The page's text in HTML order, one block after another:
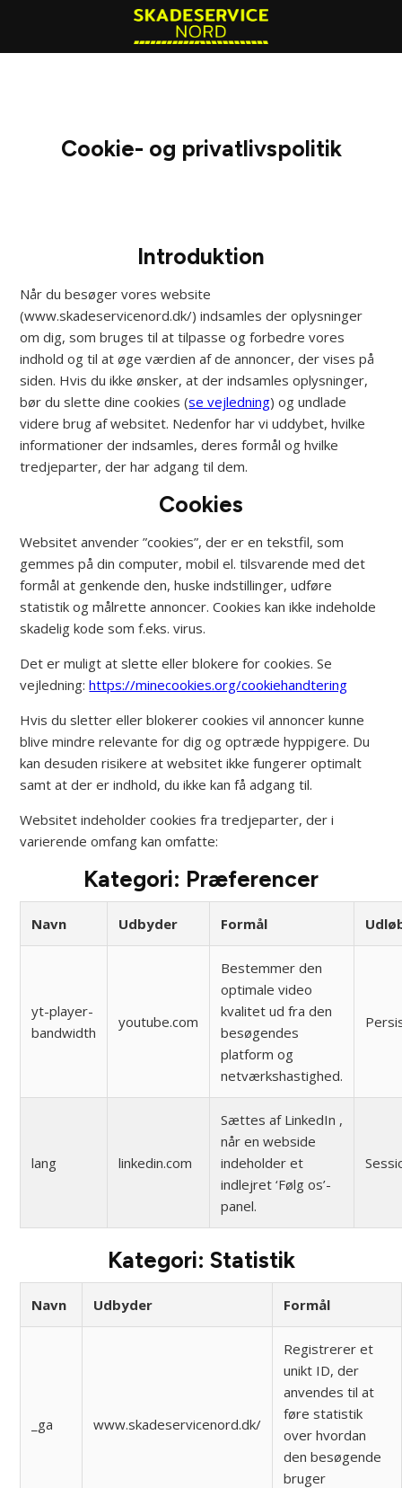
Spring til hovedindhold
Cookie- og privatlivspolitik
Introduktion
Når du besøger vores website
(www.skadeservicenord.dk/) indsamles der oplysninger
om dig, som bruges til at tilpasse og forbedre vores
indhold og til at øge værdien af de annoncer, der vises på
siden. Hvis du ikke ønsker, at der indsamles oplysninger,
bør du slette dine cookies (se vejledning) og undlade
videre brug af websitet. Nedenfor har vi uddybet, hvilke
informationer der indsamles, deres formål og hvilke
tredjeparter, der har adgang til dem.
Cookies
Websitet anvender ”cookies”, der er en tekstfil, som
gemmes på din computer, mobil el. tilsvarende med det
formål at genkende den, huske indstillinger, udføre
statistik og målrette annoncer. Cookies kan ikke indeholde
skadelig kode som f.eks. virus.
Det er muligt at slette eller blokere for cookies. Se
vejledning:https://minecookies.org/cookiehandtering
Hvis du sletter eller blokerer cookies vil annoncer kunne
blive mindre relevante for dig og optræde hyppigere. Du
kan desuden risikere at websitet ikke fungerer optimalt
samt at der er indhold, du ikke kan få adgang til.
Websitet indeholder cookies fra tredjeparter, der i
varierende omfang kan omfatte:
Kategori: Præferencer
Navn Udbyder Formål
yt-player-
bandwidth
youtube.com
Bestemmer den
optimale video
kvalitet ud fra den
besøgendes
platform og
netværkshastighed.
lang linkedin.com
Sættes af LinkedIn ,
når en webside
indeholder et
indlejret ‘Følg os’-
panel.
Kategori: Statistik
Navn Udbyder Formål
_ga www.skadeservicenord.dk/
Registrerer et
unikt ID, der
anvendes til at
føre statistik
over hvordan
den besøgende
bruger